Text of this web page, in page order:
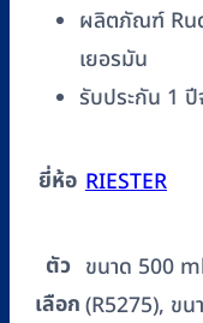
ผลิตภัณฑ์
เยอรมัน
รับประกัน 1 ปี
ยี่ห้อ RIESTER
ตัว
เลือก
ขนาด 500
(R5275), ข